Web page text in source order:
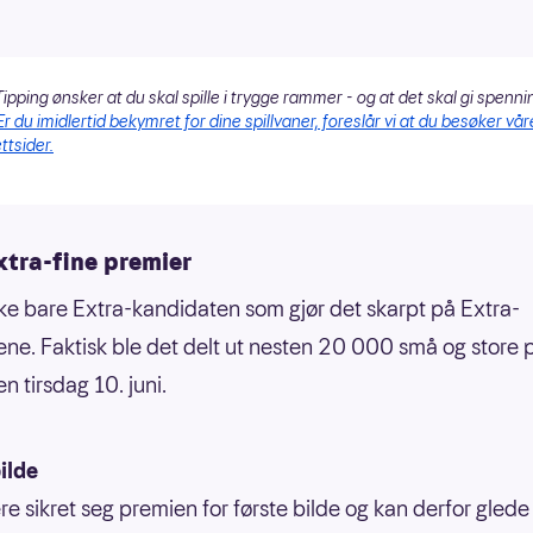
ønsker at du skal spille i trygge rammer - og at det skal gi
du imidlertid bekymret for dine spillvaner, foreslår vi at du besøker
fine premier
bare Extra-kandidaten som gjør det skarpt på Extra-
Faktisk ble det delt ut nesten 20 000 små og store
tirsdag 10. juni.
sikret seg premien for første bilde og kan derfor